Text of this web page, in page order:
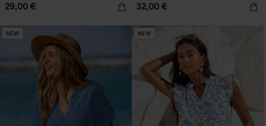
29,00 € 32,00 €
NEW NEW